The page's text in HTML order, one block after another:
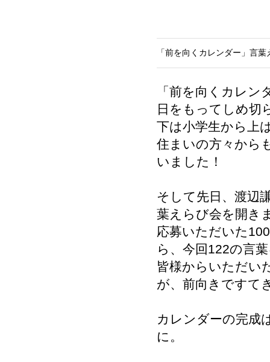
「前を向くカレンダー」言
「前を向くカレ
日をもってしめ切
下は小学生から上
住まいの方々から
いました！
そして先日、渡辺
葉えらび会を開き
応募いただいた
ら、今回122の言
皆様からいただい
が、前向きですて
カレンダーの完成
に。